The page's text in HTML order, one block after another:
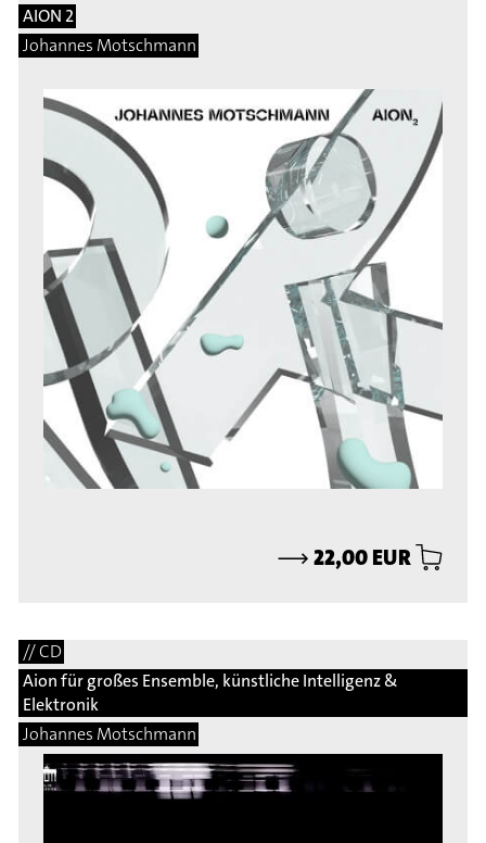
AION 2
Johannes Motschmann
⟶22,00 EUR
// CD
Aion für großes Ensemble, künstliche Intelligenz &
Elektronik
Johannes Motschmann